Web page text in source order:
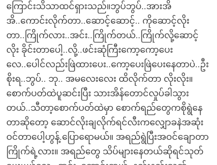
ကြောင်းသိသာထင်ရှားသည်။ဘွပ်ဘွပ်..အားအိ
အိ..ကောင်းလိုက်တာ..ဆောင့်ဆောင့်.. ကိုဆောင့်လိုး
တာ..ကြိုက်လား..အင်း..ကြိုက်တယ်..ကြိုက်လို့ဆောင့်
လိုး ခိုင်းတာပေါ့..လို့..ဖင်းဆုံကြီးကော့ကော့ပေး
လေ..ပေါင်လည်းဖြဲထားပေး..ကော့ပေးဖြဲပေးနေတာပဲ..ဦး
စိုးရ..ဘွပ်.. ဘု.. အမလေးလေး ထိလိုက်တာ လိုးလိုး။
စောက်ပတ်ထဲပူဆင်းပြီး သားအိန်တောင်လှုပ်ခါသွား
တယ်..သီတာ့စောက်ပတ်ထဲမှာ စောက်ရည်တွေကစိုရွဲနေ
တာဆိုတော့ ဆောင်လိုးချလိုက်ရင်လီးကလျှောခနဲအဆုံး
ဝင်တာပေါ့ဟွန့်.ပြောရောမယ်။ အရည်ရွဲပြီးအဝင်ချောတာ
ကြိုက်ရဲ့လား။ အရည်တွေ သိပ်များနေတယ်ဆိုရင်သုတ်